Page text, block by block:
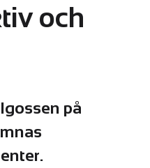
och
på